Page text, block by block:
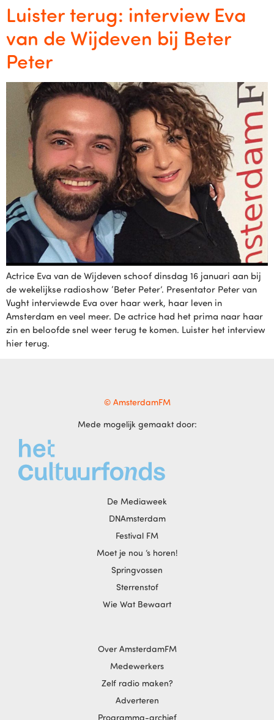
Luister terug: interview Eva
van de Wijdeven bij Beter
Peter
Actrice Eva van de Wijdeven schoof dinsdag 16 januari aan bij
de wekelijkse radioshow ‘Beter Peter’. Presentator Peter van
Vught interviewde Eva over haar werk, haar leven in
Amsterdam en veel meer. De actrice had het prima naar haar
zin en beloofde snel weer terug te komen. Luister het interview
hier terug.
© AmsterdamFM
Mede mogelijk gemaakt door:
De Mediaweek
DNAmsterdam
Festival FM
Moet je nou ‘s horen!
Springvossen
Sterrenstof
Wie Wat Bewaart
Over AmsterdamFM
Medewerkers
Zelf radio maken?
Adverteren
Programma-archief